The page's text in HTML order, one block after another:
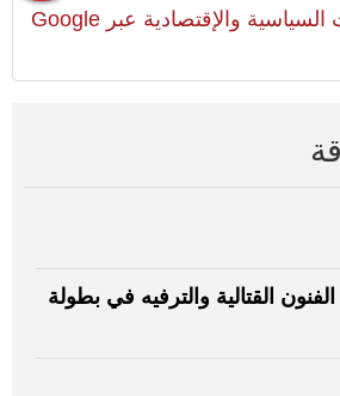
المستجدات السياسية والإقتصادية عبر Google
القتالية والترفيه في بطولة